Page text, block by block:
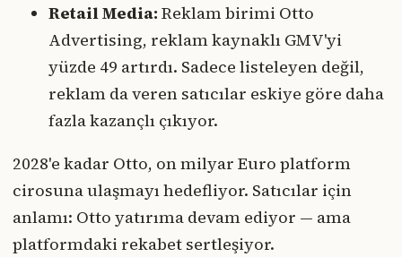
Retail Media: Reklam birimi Otto
Advertising, reklam kaynaklı GMV'yi
yüzde 49 artırdı. Sadece listeleyen değil,
reklam da veren satıcılar eskiye göre daha
fazla kazançlı çıkıyor.
2028'e kadar Otto, on milyar Euro platform
cirosuna ulaşmayı hedefliyor. Satıcılar için
anlamı: Otto yatırıma devam ediyor — ama
platformdaki rekabet sertleşiyor.